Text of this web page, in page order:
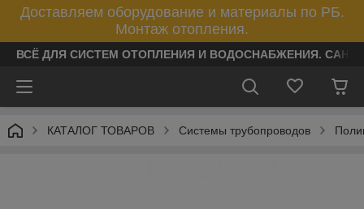
Доставляем оборудование и материалы по РБ.
Монтаж отопления.
ВСЁ ДЛЯ СИСТЕМ ОТОПЛЕНИЯ И ВОДОСНАБЖЕНИЯ.
КАТАЛОГ ТОВАРОВ Системы трубопроводов